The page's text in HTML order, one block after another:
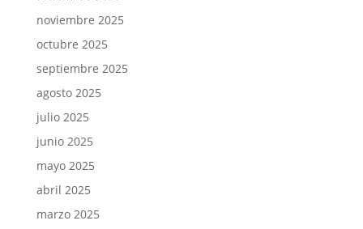
noviembre 2025
octubre 2025
septiembre 2025
agosto 2025
julio 2025
junio 2025
mayo 2025
abril 2025
marzo 2025